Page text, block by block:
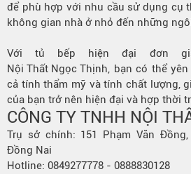
để phù hợp với nhu cầu sử dụng cụ
không gian nhà ở nhỏ đến những
Với tủ bếp hiện đại đơn
Nội Thất Ngọc Thịnh, bạn có thể
cả tính thẩm mỹ và tính chất lượng,
của bạn trở nên hiện đại và hợp thời
CÔNG TY TNHH NỘI
Trụ sở chính: 151 Phạm Văn
Đồng Nai
Hotline: 0849277778 - 0888830128